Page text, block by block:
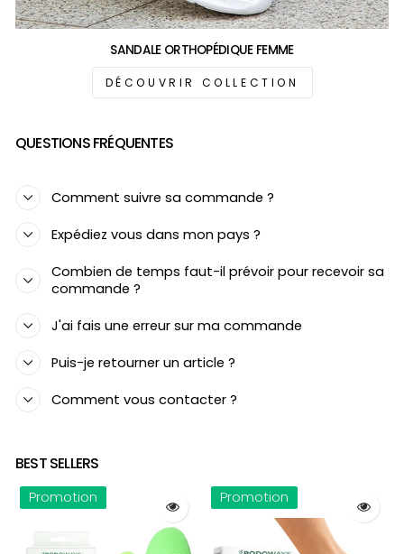
SANDALE ORTHOPÉDIQUE FEMME
DÉCOUVRIR COLLECTION
QUESTIONS FRÉQUENTES
Comment suivre sa commande ?
Expédiez vous dans mon pays ?
Combien de temps faut-il prévoir pour recevoir sa
commande ?
J'ai fais une erreur sur ma commande
Puis-je retourner un article ?
Comment vous contacter ?
BEST SELLERS
Promotion Promotion